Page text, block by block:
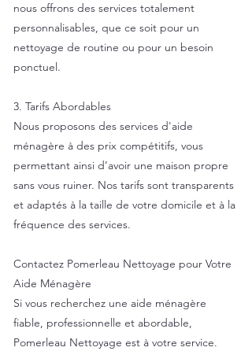
nous offrons des services totalement
personnalisables, que ce soit pour un
nettoyage de routine ou pour un besoin
ponctuel.
3. Tarifs Abordables
Nous proposons des services d'aide
ménagère à des prix compétitifs, vous
permettant ainsi d’avoir une maison propre
sans vous ruiner. Nos tarifs sont transparents
et adaptés à la taille de votre domicile et à la
fréquence des services.
Contactez Pomerleau Nettoyage pour Votre
Aide Ménagère
Si vous recherchez une aide ménagère
fiable, professionnelle et abordable,
Pomerleau Nettoyage est à votre service.